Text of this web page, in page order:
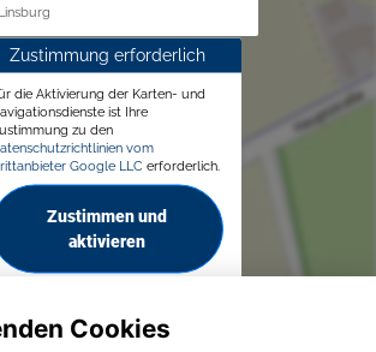
Zustimmung erforderlich
die Aktivierung der Karten- und
ist Ihre
zu den
vom
Google LLC erforderlich.
Zustimmen und
aktivieren
Cookies